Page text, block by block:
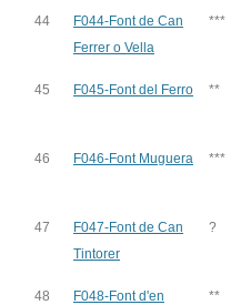
44
F044-Font de Can
Ferrer o Vella
***
45 F045-Font del Ferro **
46 F046-Font Muguera ***
47
F047-Font de Can
Tintorer
?
48
F048-Font d'en
**